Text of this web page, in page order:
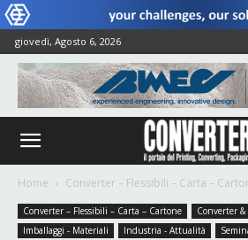
giovedì, Agosto 6, 2026
Home Converter – Flessibili – Carta –
Converter – Flessibili – Carta – Cartone Converter &
Imballaggi - Materiali
Industria - Attualità